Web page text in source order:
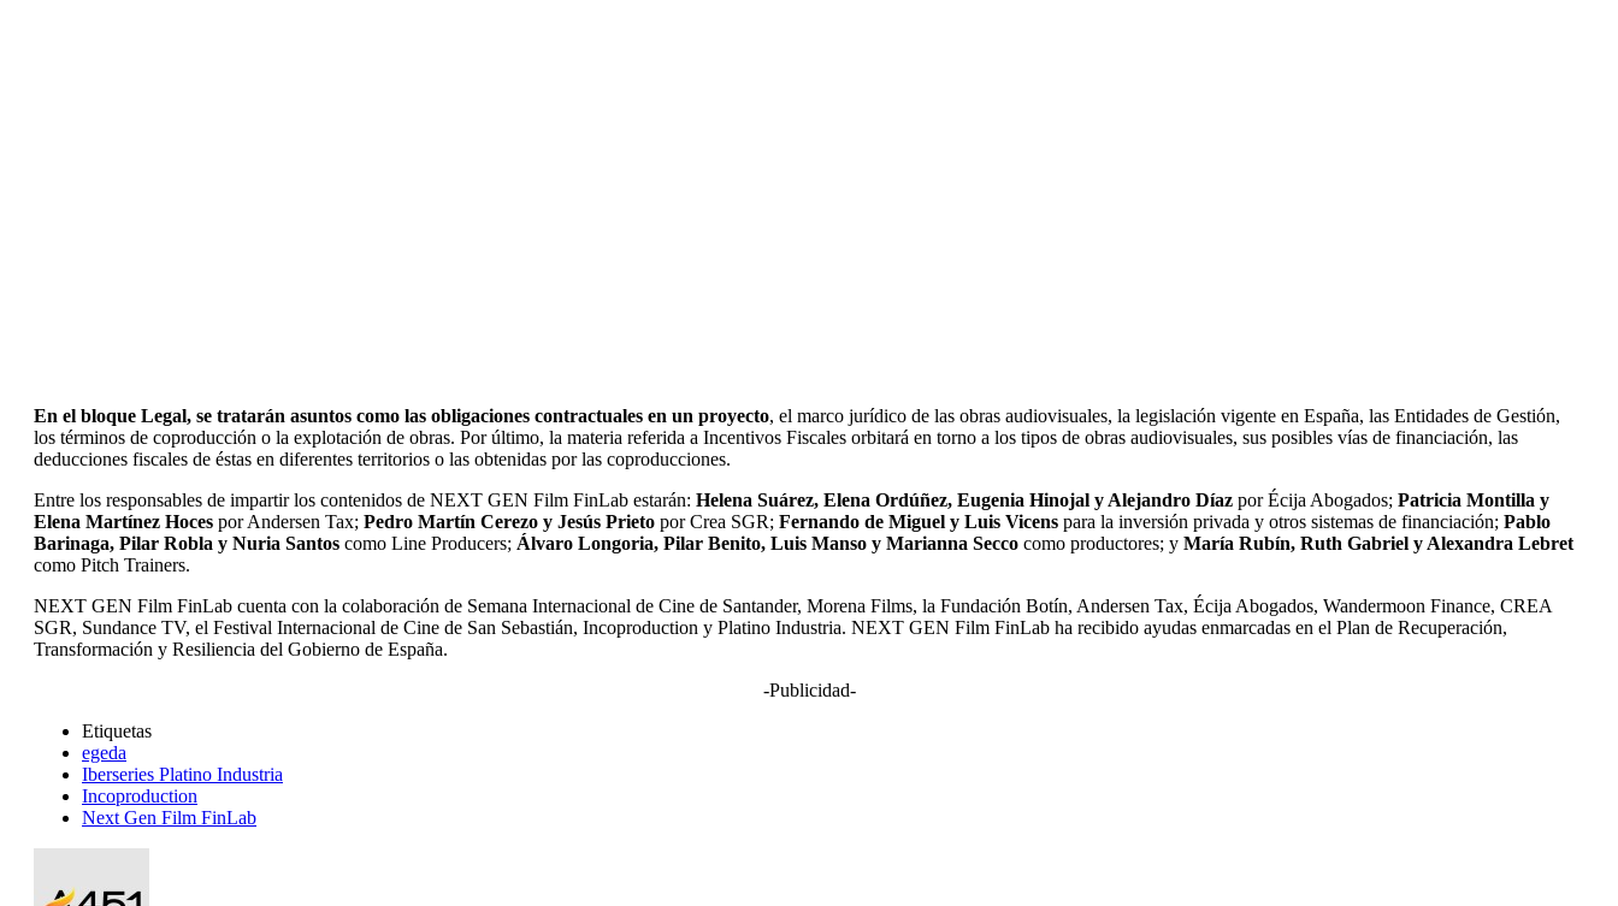
En el bloque Legal, se tratarán asuntos como las obligaciones contractuales en un proyecto, el marco jurídico de las obras audiovisuales, la legislación vigente en España, las Entidades de Gestión,
los términos de coproducción o la explotación de obras. Por último, la materia referida a Incentivos Fiscales orbitará en torno a los tipos de obras audiovisuales, sus posibles vías de financiación, las
deducciones fiscales de éstas en diferentes territorios o las obtenidas por las coproducciones.
Entre los responsables de impartir los contenidos de NEXT GEN Film FinLab estarán: Helena Suárez, Elena Ordúñez, Eugenia Hinojal y Alejandro Díaz por Écija Abogados; Patricia Montilla y
Elena Martínez Hoces por Andersen Tax; Pedro Martín Cerezo y Jesús Prieto por Crea SGR; Fernando de Miguel y Luis Vicens para la inversión privada y otros sistemas de financiación; Pablo
Barinaga, Pilar Robla y Nuria Santos como Line Producers; Álvaro Longoria, Pilar Benito, Luis Manso y Marianna Secco como productores; y María Rubín, Ruth Gabriel y Alexandra Lebret
como Pitch Trainers.
NEXT GEN Film FinLab cuenta con la colaboración de Semana Internacional de Cine de Santander, Morena Films, la Fundación Botín, Andersen Tax, Écija Abogados, Wandermoon Finance, CREA
SGR, Sundance TV, el Festival Internacional de Cine de San Sebastián, Incoproduction y Platino Industria. NEXT GEN Film FinLab ha recibido ayudas enmarcadas en el Plan de Recuperación,
Transformación y Resiliencia del Gobierno de España.
-Publicidad-
Etiquetas
egeda
Iberseries Platino Industria
Incoproduction
Next Gen Film FinLab